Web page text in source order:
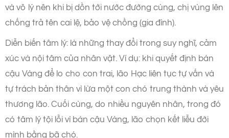
và vô lý nên khi bị dồn tới nước đường cùng, chị vùng lên
chống trả tên cai lệ, bảo vệ chồng (gia đình).
Diễn biến tâm lý: là những thay đổi trong suy nghĩ, cảm
xúc và nội tâm của nhân vật. Ví dụ: khi quyết định bán
cậu Vàng để lo cho con trai, lão Hạc liên tục tự vấn và
tự trách bản thân vì lừa một con chó trung thành và yêu
thương lão. Cuối cùng, do nhiều nguyên nhân, trong đó
có tâm lý tội lỗi vì bán cậu Vàng, lão chọn kết liễu đời
mình bằng bã chó.